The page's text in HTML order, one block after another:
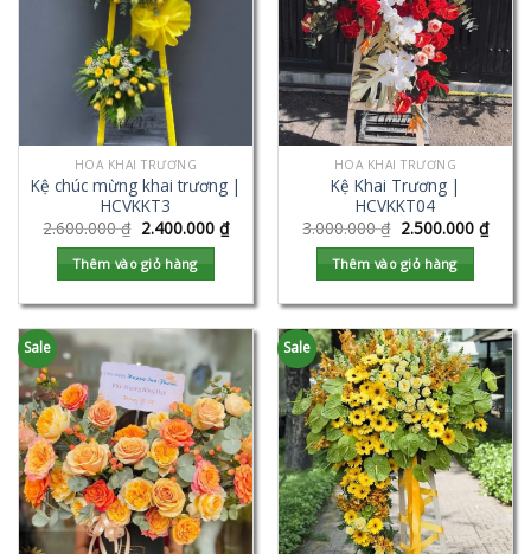
HOA KHAI TRƯƠNG
Kệ chúc mừng khai trương |
HCVKKT3
2.600.000₫ 2.400.000 ₫
Thêm vào giỏ hàng
HOA KHAI TRƯƠNG
Kệ Khai Trương |
HCVKKT04
3.000.000₫ 2.500.000 ₫
Thêm vào giỏ hàng
Sale Sale